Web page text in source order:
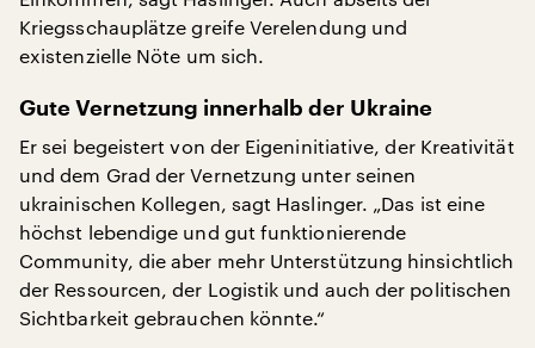
Kriegsschauplätze greife Verelendung und
existenzielle Nöte um sich.
Gute Vernetzung innerhalb der Ukraine
Er sei begeistert von der Eigeninitiative, der Kreativität
und dem Grad der Vernetzung unter seinen
ukrainischen Kollegen, sagt Haslinger. „Das ist eine
höchst lebendige und gut funktionierende
Community, die aber mehr Unterstützung hinsichtlich
der Ressourcen, der Logistik und auch der politischen
Sichtbarkeit gebrauchen könnte.“